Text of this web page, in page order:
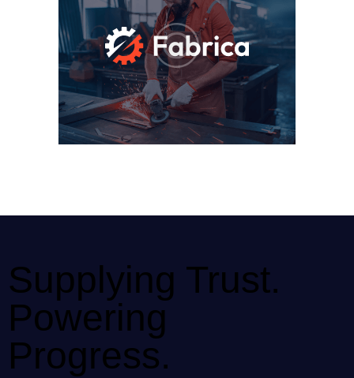
Supplying Trust.
Powering
Progress.